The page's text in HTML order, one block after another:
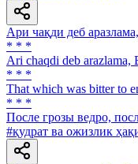
Ари чақди деб
* * *
Ari chaqdi deb arazlama,
* * *
That which was bitter to
* * *
После грозы ведро,
#қудрат ва ожизлик